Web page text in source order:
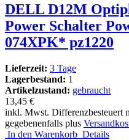
DELL D12M
Power Schalter
074XPK* pz1220
Lieferzeit: 3 Tage
Lagerbestand: 1
Artikelzustand: gebraucht
13,45 €
inkl. Mwst. Differenzbesteuert
gegebenenfalls plus
In den Warenkorb Details